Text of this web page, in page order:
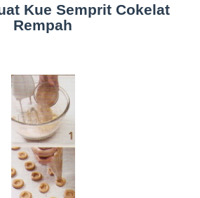
Kue Semprit Cokelat
Rempah